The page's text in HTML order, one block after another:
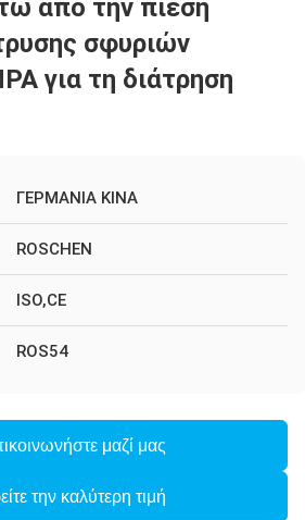
από την πίεση
σφυριών
για τη διάτρηση
ΓΕΡΜΑΝΙΑ ΚΙΝΑ
ROSCHEN
ISO,CE
ROS54
μαζί μας
την καλύτερη τιμή